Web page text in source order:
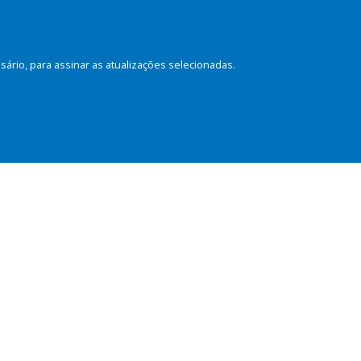
para assinar as atualizações selecionadas.